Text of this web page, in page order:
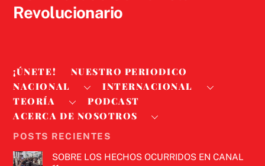
Revolucionario
¡ÚNETE!
NUESTRO PERIODICO
NACIONAL
INTERNACIONAL
TEORÍA
PODCAST
ACERCA DE NOSOTROS
POSTS RECIENTES
SOBRE LOS HECHOS OCURRIDOS EN CANAL